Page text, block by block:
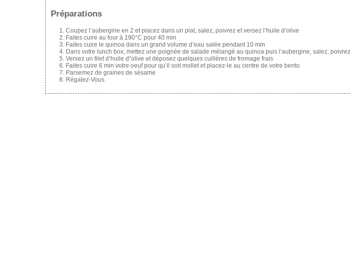
Préparations
Coupez l’aubergine en 2 et placez dans un plat, salez, poivrez et versez l’huile d’olive
Faites cuire au four à 190°C pour 40 min
Faites cuire le quinoa dans un grand volume d’eau salée pendant 10 min
Dans votre lunch box, mettez une poignée de salade mélangé au quinoa puis l’aubergine, salez, poivrez
Versez un filet d’huile d”olive et déposez quelques cuillères de fromage frais
Faites cuire 6 min votre oeuf pour qu’il soit mollet et placez-le au centre de votre bento
Parsemez de graines de sésame
Régalez-Vous